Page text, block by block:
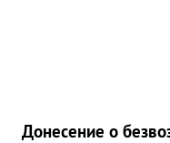
Донесение о